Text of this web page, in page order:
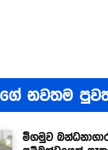
නවතම
මීගමුව